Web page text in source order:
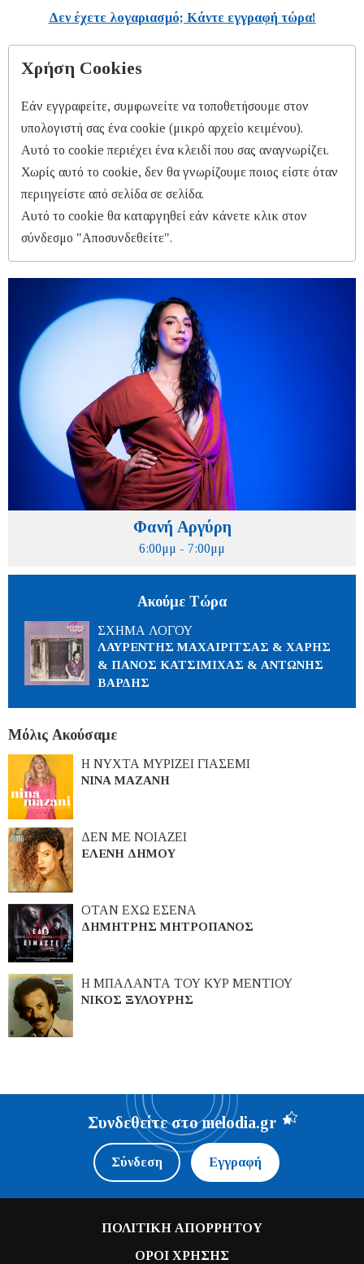
Δεν έχετε λογαριασμό; Κάντε εγγραφή τώρα!
Χρήση Cookies
Εάν εγγραφείτε, συμφωνείτε να τοποθετήσουμε στον
υπολογιστή σας ένα cookie (μικρό αρχείο κειμένου).
Αυτό το cookie περιέχει ένα κλειδί που σας αναγνωρίζει.
Χωρίς αυτό το cookie, δεν θα γνωρίζουμε ποιος είστε όταν
περιηγείστε από σελίδα σε σελίδα.
Αυτό το cookie θα καταργηθεί εάν κάνετε κλικ στον
σύνδεσμο "Αποσυνδεθείτε".
Φανή Αργύρη
6:00μμ - 7:00μμ
Ακούμε Τώρα
ΣΧΗΜΑ ΛΟΓΟΥ
ΛΑΥΡΕΝΤΗΣ ΜΑΧΑΙΡΙΤΣΑΣ & ΧΑΡΗΣ
& ΠΑΝΟΣ ΚΑΤΣΙΜΙΧΑΣ & ΑΝΤΩΝΗΣ
ΒΑΡΔΗΣ
Μόλις Ακούσαμε
Η ΝΥΧΤΑ ΜΥΡΙΖΕΙ ΓΙΑΣΕΜΙ
ΝΙΝΑ ΜΑΖΑΝΗ
ΔΕΝ ΜΕ ΝΟΙΑΖΕΙ
ΕΛΕΝΗ ΔΗΜΟΥ
ΟΤΑΝ ΕΧΩ ΕΣΕΝΑ
ΔΗΜΗΤΡΗΣ ΜΗΤΡΟΠΑΝΟΣ
Η ΜΠΑΛΑΝΤΑ ΤΟΥ ΚΥΡ ΜΕΝΤΙΟΥ
ΝΙΚΟΣ ΞΥΛΟΥΡΗΣ
Συνδεθείτε στο melodia.gr
Σύνδεση Εγγραφή
ΠΟΛΙΤΙΚΗ ΑΠΟΡΡΗΤΟΥ
ΟΡΟΙ ΧΡΗΣΗΣ